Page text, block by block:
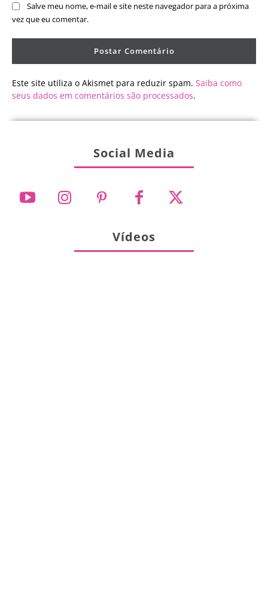
Salve meu nome, e-mail e site neste navegador para a próxima
vez que eu comentar.
Este site utiliza o Akismet para reduzir spam. Saiba como
seus dados em comentários são processados.
Social Media
Vídeos